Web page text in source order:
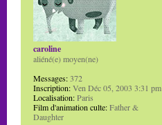
caroline
aliéné(e) moyen(ne)
Messages:372
Inscription:Ven Déc 05, 2003 3:31 pm
Localisation:Paris
Film d'animation culte:Father &
Daughter